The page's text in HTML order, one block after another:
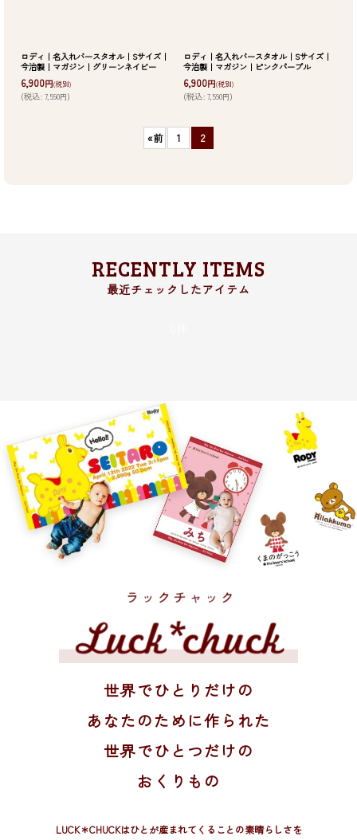
ロディ｜名入れバースタオル｜Sサイズ｜
今治製｜マガジン｜グリーンネイビー
6,900円(税別)
(税込: 7,590円)
ロディ｜名入れバースタオル｜Sサイズ｜
今治製｜マガジン｜ピンクパープル
6,900円(税別)
(税込: 7,590円)
«前 1 2
RECENTLY ITEMS
世界でひとりだけの
あなたのために作られた
世界でひとつだけの
おくりもの
LUCK＊CHUCKはひとが産まれてくることの素晴らしさを